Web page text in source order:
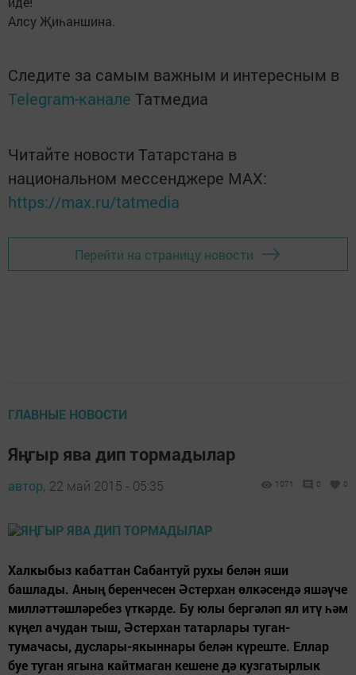
Алсу Җиһаншина.
Следите за самым важным и интересным в
Telegram-канале Татмедиа
Читайте новости Татарстана в
национальном мессенджере MАХ:
https://max.ru/tatmedia
Перейти на страницу новости
ГЛАВНЫЕ НОВОСТИ
Яңгыр ява дип тормадылар
автор, 22 май 2015 - 05:35 1071 0 0
Халкыбыз кабаттан Сабантуй рухы белән яши
башлады. Аның беренчесен Әстерхан өлкәсендә яшәүче
милләттәшләребез үткәрде. Бу юлы бергәләп ял итү һәм
күңел ачудан тыш, Әстерхан татарлары туган-
тумачасы, дуслары-якыннары белән күреште. Еллар
буе туган ягына кайтмаган кешене дә кузгатырлык